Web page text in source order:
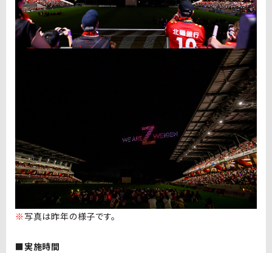
※ 写真は昨年の様子です。
■実施時間